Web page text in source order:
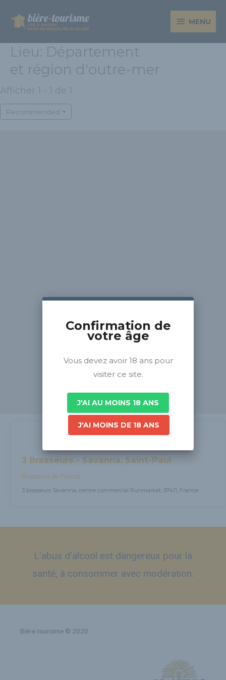
contenu
MENU
MENU
Lieu: Département
et région d'outre-mer
Afficher 1 - 1 de 1
Recommended
3 Brasseurs - Savanna, Saint-Paul
Brasseurs de France
3 brasseurs Savanna, centre commercial Runmarket, 97411, France
L’abus d’alcool est dangereux pour la
santé, à consommer avec modération.
Bière tourisme © 2020
Confirmation de
votre âge
Vous devez avoir 18 ans pour
visiter ce site.
J'AI AU MOINS 18 ANS
J'AI MOINS DE 18 ANS